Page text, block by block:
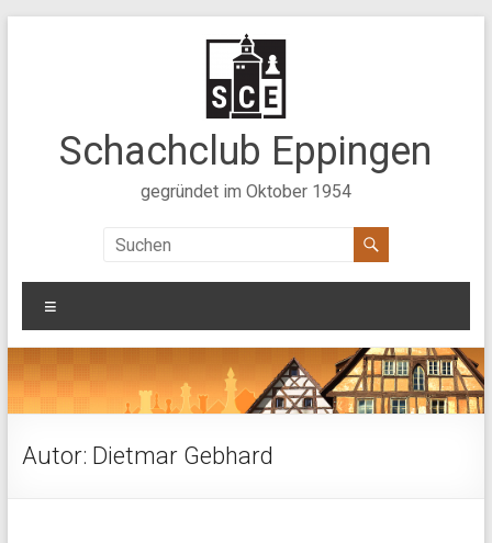
Schachclub Eppingen
gegründet im Oktober 1954
Autor: Dietmar Gebhard